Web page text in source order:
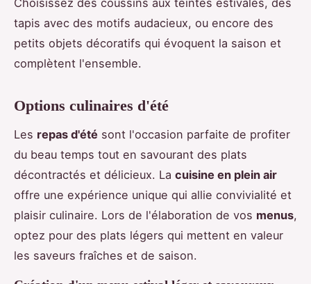
tapis avec des motifs audacieux, ou encore des
petits objets décoratifs qui évoquent la saison et
complètent l'ensemble.
Options culinaires d'été
Les repas d'été sont l'occasion parfaite de profiter
du beau temps tout en savourant des plats
décontractés et délicieux. La cuisine en plein air
offre une expérience unique qui allie convivialité et
plaisir culinaire. Lors de l'élaboration de vos menus,
optez pour des plats légers qui mettent en valeur
les saveurs fraîches et de saison.